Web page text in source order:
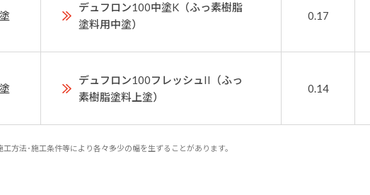
デュフロン100中塗K（ふっ素樹脂
塗料用中塗）
0.17
デュフロン100フレッシュII（ふっ
素樹脂塗料上塗）
0.14
方法･施工条件等により各々多少の幅を生ずることがあります。